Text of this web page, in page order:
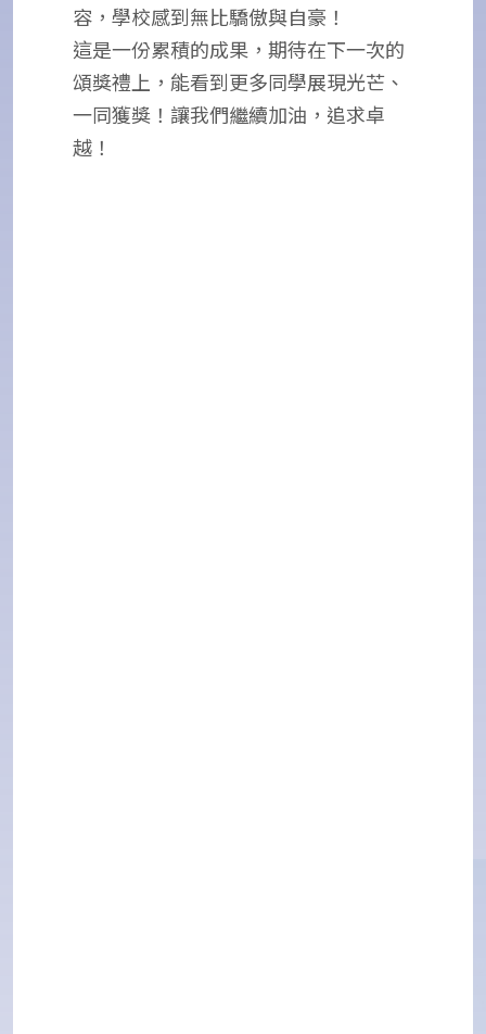
容，學校感到無比驕傲與自豪！
這是一份累積的成果，期待在下一次的
頌獎禮上，能看到更多同學展現光芒、
一同獲獎！讓我們繼續加油，追求卓
越！